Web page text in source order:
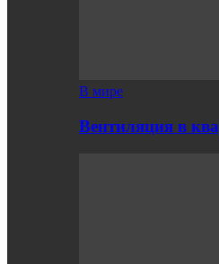
В мире
Вентиляция в